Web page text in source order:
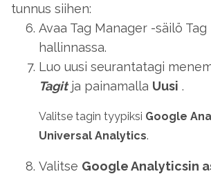
tunnus siihen:
Avaa Tag Manager -säilö
hallinnassa.
Luo uusi seurantatagi
Tagitja painamalla Uusi .
Valitse tagin tyypiksi Google
Universal Analytics.
Valitse Google Analyticsin